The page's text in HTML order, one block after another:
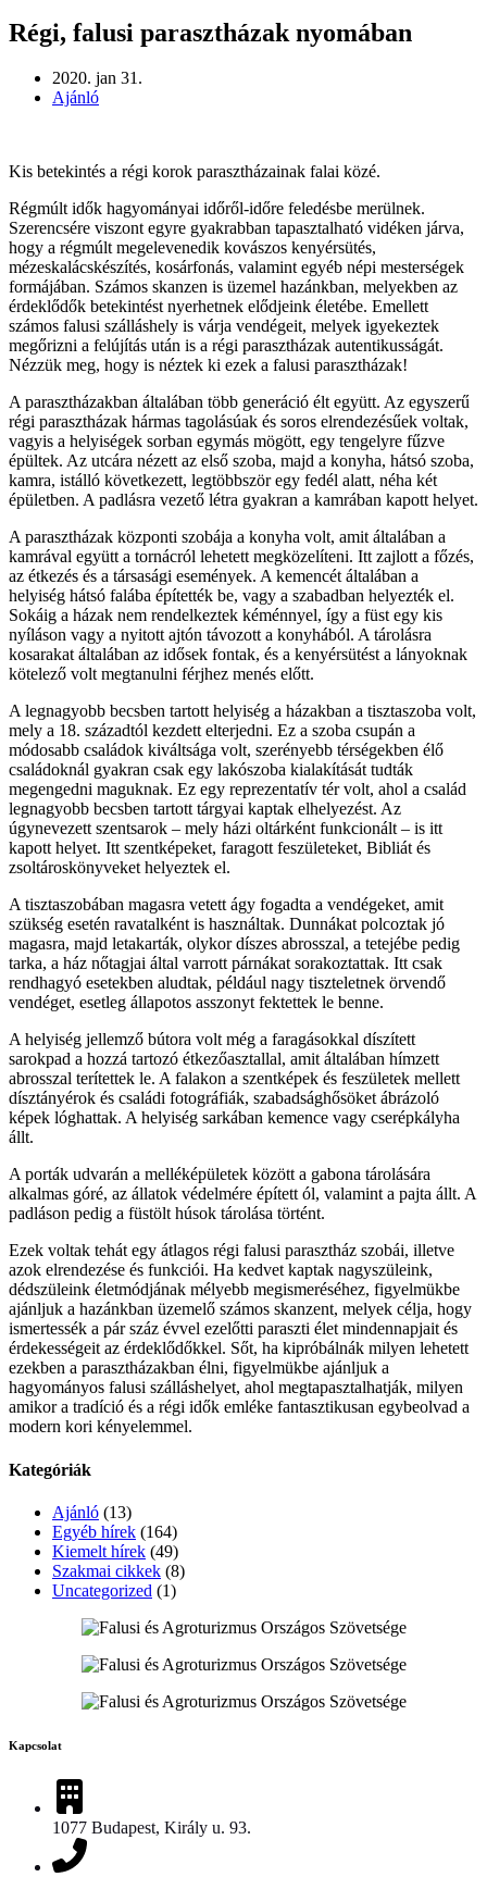
Régi, falusi parasztházak nyomában
2020. jan 31.
Ajánló
Kis betekintés a régi korok parasztházainak falai közé.
Régmúlt idők hagyományai időről-időre feledésbe merülnek.
Szerencsére viszont egyre gyakrabban tapasztalható vidéken járva,
hogy a régmúlt megelevenedik kovászos kenyérsütés,
mézeskalácskészítés, kosárfonás, valamint egyéb népi mesterségek
formájában. Számos skanzen is üzemel hazánkban, melyekben az
érdeklődők betekintést nyerhetnek elődjeink életébe. Emellett
számos falusi szálláshely is várja vendégeit, melyek igyekeztek
megőrizni a felújítás után is a régi parasztházak autentikusságát.
Nézzük meg, hogy is néztek ki ezek a falusi parasztházak!
A parasztházakban általában több generáció élt együtt. Az egyszerű
régi parasztházak hármas tagolásúak és soros elrendezésűek voltak,
vagyis a helyiségek sorban egymás mögött, egy tengelyre fűzve
épültek. Az utcára nézett az első szoba, majd a konyha, hátsó szoba,
kamra, istálló következett, legtöbbször egy fedél alatt, néha két
épületben. A padlásra vezető létra gyakran a kamrában kapott helyet.
A parasztházak központi szobája a konyha volt, amit általában a
kamrával együtt a tornácról lehetett megközelíteni. Itt zajlott a főzés,
az étkezés és a társasági események. A kemencét általában a
helyiség hátsó falába építették be, vagy a szabadban helyezték el.
Sokáig a házak nem rendelkeztek kéménnyel, így a füst egy kis
nyíláson vagy a nyitott ajtón távozott a konyhából. A tárolásra
kosarakat általában az idősek fontak, és a kenyérsütést a lányoknak
kötelező volt megtanulni férjhez menés előtt.
A legnagyobb becsben tartott helyiség a házakban a tisztaszoba volt,
mely a 18. századtól kezdett elterjedni. Ez a szoba csupán a
módosabb családok kiváltsága volt, szerényebb térségekben élő
családoknál gyakran csak egy lakószoba kialakítását tudták
megengedni maguknak. Ez egy reprezentatív tér volt, ahol a család
legnagyobb becsben tartott tárgyai kaptak elhelyezést. Az
úgynevezett szentsarok – mely házi oltárként funkcionált – is itt
kapott helyet. Itt szentképeket, faragott feszületeket, Bibliát és
zsoltároskönyveket helyeztek el.
A tisztaszobában magasra vetett ágy fogadta a vendégeket, amit
szükség esetén ravatalként is használtak. Dunnákat polcoztak jó
magasra, majd letakarták, olykor díszes abrosszal, a tetejébe pedig
tarka, a ház nőtagjai által varrott párnákat sorakoztattak. Itt csak
rendhagyó esetekben aludtak, például nagy tiszteletnek örvendő
vendéget, esetleg állapotos asszonyt fektettek le benne.
A helyiség jellemző bútora volt még a faragásokkal díszített
sarokpad a hozzá tartozó étkezőasztallal, amit általában hímzett
abrosszal terítettek le. A falakon a szentképek és feszületek mellett
dísztányérok és családi fotográfiák, szabadsághősöket ábrázoló
képek lóghattak. A helyiség sarkában kemence vagy cserépkályha
állt.
A porták udvarán a melléképületek között a gabona tárolására
alkalmas góré, az állatok védelmére épített ól, valamint a pajta állt. A
padláson pedig a füstölt húsok tárolása történt.
Ezek voltak tehát egy átlagos régi falusi parasztház szobái, illetve
azok elrendezése és funkciói. Ha kedvet kaptak nagyszüleink,
dédszüleink életmódjának mélyebb megismeréséhez, figyelmükbe
ajánljuk a hazánkban üzemelő számos skanzent, melyek célja, hogy
ismertessék a pár száz évvel ezelőtti paraszti élet mindennapjait és
érdekességeit az érdeklődőkkel. Sőt, ha kipróbálnák milyen lehetett
ezekben a parasztházakban élni, figyelmükbe ajánljuk a
hagyományos falusi szálláshelyet, ahol megtapasztalhatják, milyen
amikor a tradíció és a régi idők emléke fantasztikusan egybeolvad a
modern kori kényelemmel.
Kategóriák
Ajánló (13)
Egyéb hírek (164)
Kiemelt hírek (49)
Szakmai cikkek (8)
Uncategorized (1)
Kapcsolat
1077 Budapest, Király u. 93.